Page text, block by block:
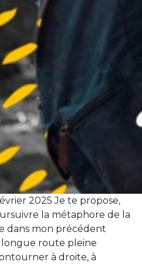
2025 Je te propose,
la métaphore de la
dans mon précédent
longue route pleine
à droite, à